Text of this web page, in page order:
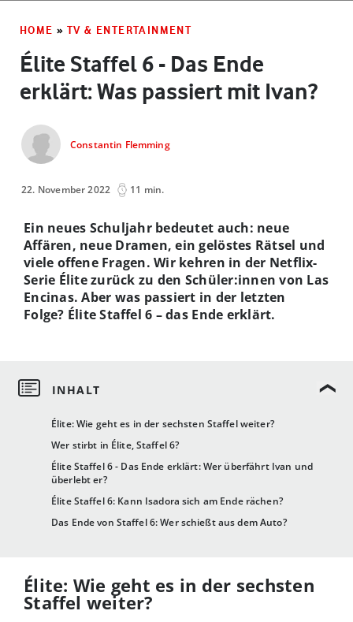
HOME » TV & ENTERTAINMENT
Élite Staffel 6 - Das Ende
erklärt: Was passiert mit Ivan?
Constantin Flemming
22. November 2022 11 min.
Élite: Wie geht es in der sechsten Staffel weiter?
Wer stirbt in Élite, Staffel 6?
Élite Staffel 6 - Das Ende erklärt: Wer überfährt Ivan und
überlebt er?
Élite Staffel 6: Kann Isadora sich am Ende rächen?
Das Ende von Staffel 6: Wer schießt aus dem Auto?
Ein neues Schuljahr bedeutet auch: neue
Affären, neue Dramen, ein gelöstes Rätsel und
viele offene Fragen. Wir kehren in der Netflix-
Serie Élite zurück zu den Schüler:innen von Las
Encinas. Aber was passiert in der letzten
Folge? Élite Staffel 6 – das Ende erklärt.
Élite: Wie geht es in der sechsten
Staffel weiter?